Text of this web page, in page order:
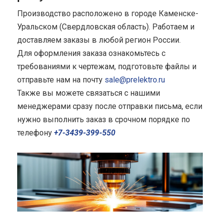
Производство расположено в городе Каменске-
Уральском (Свердловская область). Работаем и
доставляем заказы в любой регион России.
Для оформления заказа ознакомьтесь с
требованиями к чертежам, подготовьте файлы и
отправьте нам на почту sale@prelektro.ru
Также вы можете связаться с нашими
менеджерами сразу после отправки письма, если
нужно выполнить заказ в срочном порядке по
телефону +7-3439-399-550